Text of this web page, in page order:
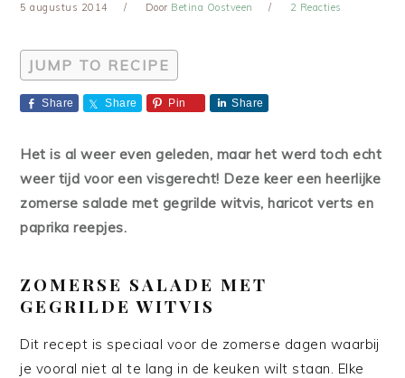
5 augustus 2014 Door Betina Oostveen 2 Reacties
JUMP TO RECIPE
Share Share Pin Share
Het is al weer even geleden, maar het werd toch echt
weer tijd voor een visgerecht! Deze keer een heerlijke
zomerse salade met gegrilde witvis, haricot verts en
paprika reepjes.
ZOMERSE SALADE MET
GEGRILDE WITVIS
Dit recept is speciaal voor de zomerse dagen waarbij
je vooral niet al te lang in de keuken wilt staan. Elke